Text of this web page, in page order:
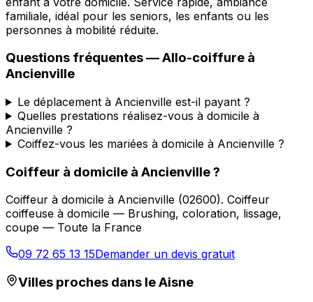
familiale, idéal pour les seniors, les enfants ou les
personnes à mobilité réduite.
Questions fréquentes —Allo-coiffure à
Ancienville
Le déplacement à Ancienville est-il payant ?
Quelles prestations réalisez-vous à domicile à
Ancienville ?
Coiffez-vous les mariées à domicile à Ancienville ?
Coiffeur à domicile à Ancienville?
Coiffeur à domicile à Ancienville (02600). Coiffeur
coiffeuse à domicile — Brushing, coloration, lissage,
coupe — Toute la France
09 72 65 13 15Demander un devis gratuit
Villes proches dans leAisne